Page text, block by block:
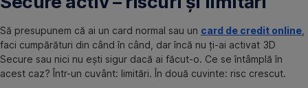
Să presupunem că ai un card normal sau un card de credit online
faci cumpărături din când în când, dar încă nu ți-ai activat 3D
Secure sau nici nu ești sigur dacă ai făcut-o. Ce se întâmplă în
acest caz? Într-un cuvânt: limitări. În două cuvinte: risc crescut.